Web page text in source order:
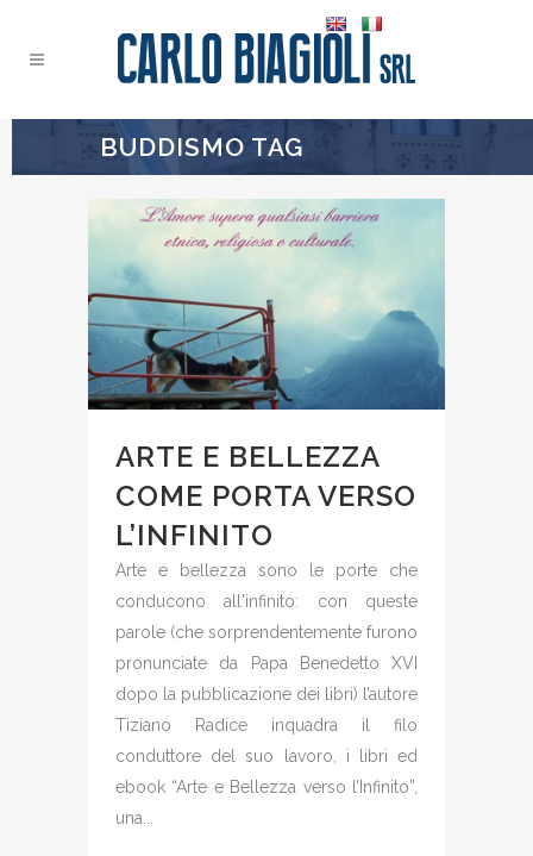
BUDDISMO TAG
ARTE E BELLEZZA
COME PORTA VERSO
L’INFINITO
Arte e bellezza sono le porte che
conducono all'infinito: con queste
parole (che sorprendentemente furono
pronunciate da Papa Benedetto XVI
dopo la pubblicazione dei libri) l’autore
Tiziano Radice inquadra il filo
conduttore del suo lavoro, i libri ed
ebook “Arte e Bellezza verso l’Infinito”,
una...